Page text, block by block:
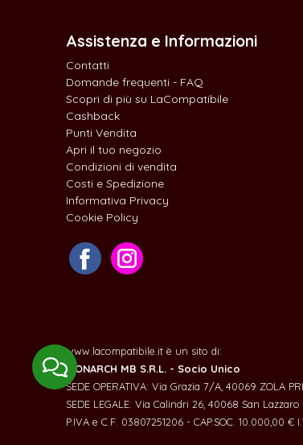
Assistenza e Informazioni
Contatti
Domande frequenti - FAQ
Scopri di più su LaCompatibile
Cashback
Punti Vendita
Apri il tuo negozio
Condizioni di vendita
Costi e Spedizione
Informativa Privacy
Cookie Policy
www.lacompatibile.it è un sito di:
MONARCH MB S.R.L. - Socio Unico
SEDE OPERATIVA: Via Grazia 7/A, 40069 ZOLA
SEDE LEGALE: Via Calindri 26, 40068 San
P.IVA e C.F. 03807251206 - CAP.SOC. 10.000,00 €